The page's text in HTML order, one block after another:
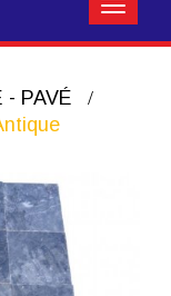
- PAVÉ